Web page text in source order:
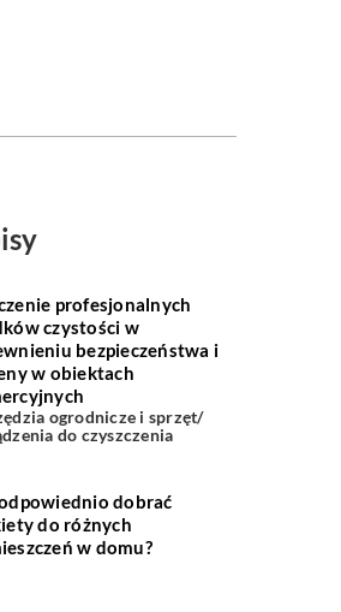
profesjonalnych
czystości w
bezpieczeństwa i
w obiektach
ogrodnicze i sprzęt/
do czyszczenia
dobrać
do różnych
w domu?